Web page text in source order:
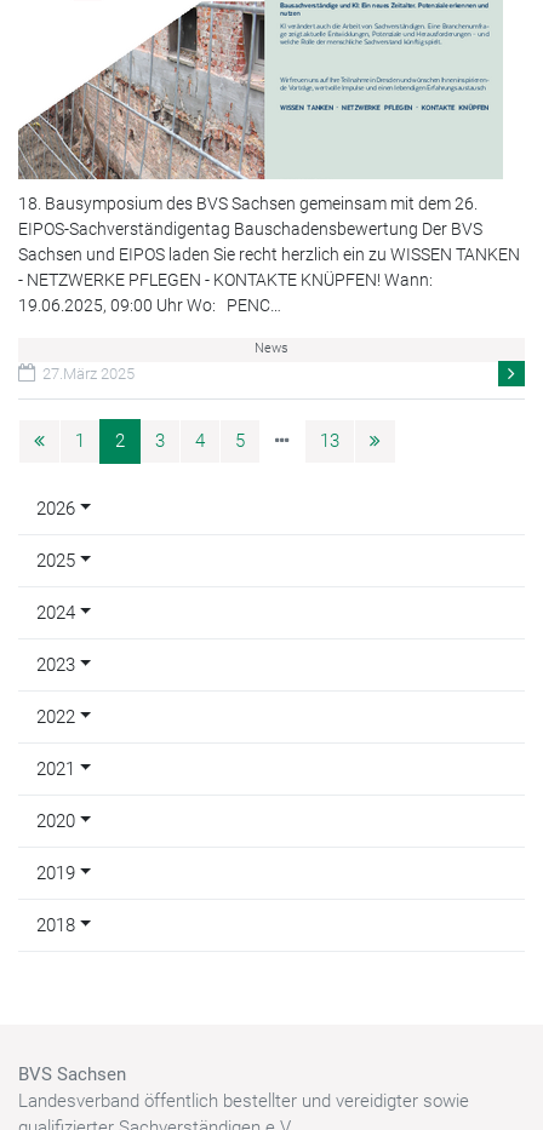
18. Bausymposium des BVS Sachsen gemeinsam mit dem 26.
EIPOS-Sachverständigentag Bauschadensbewertung Der BVS
Sachsen und EIPOS laden Sie recht herzlich ein zu WISSEN TANKEN
- NETZWERKE PFLEGEN - KONTAKTE KNÜPFEN! Wann:
19.06.2025, 09:00 Uhr Wo: PENC…
News
27.März 2025
1 2 3 4 5 13
2026
2025
2024
2023
2022
2021
2020
2019
2018
BVS Sachsen
Landesverband öffentlich bestellter und vereidigter sowie